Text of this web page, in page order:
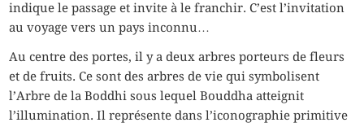
indique le passage et invite à le franchir. C’est l’invitation
au voyage vers un pays inconnu…
Au centre des portes, il y a deux arbres porteurs de fleurs
et de fruits. Ce sont des arbres de vie qui symbolisent
l’Arbre de la Boddhi sous lequel Bouddha atteignit
l’illumination. Il représente dans l’iconographie primitive